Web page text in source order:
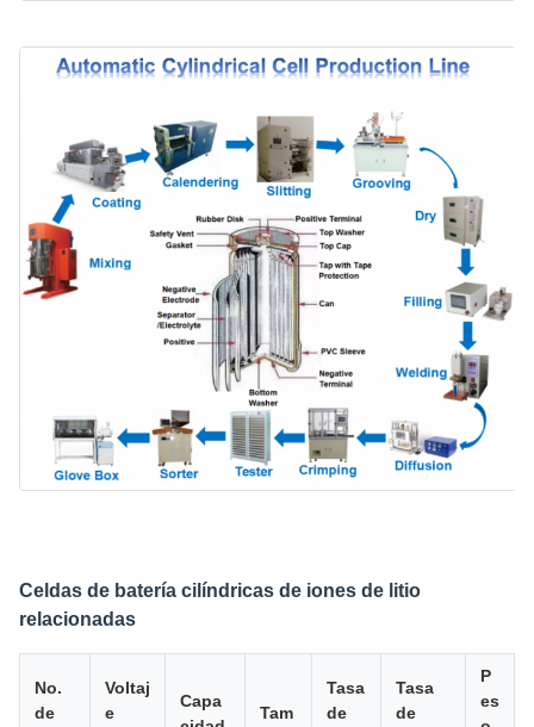
Celdas de batería cilíndricas de iones de litio
relacionadas
No.
de
Voltaj
e
Capa
Tam
Tasa
de
Tasa
de
P
es